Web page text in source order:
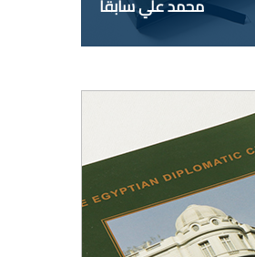
محمد علي سابقا